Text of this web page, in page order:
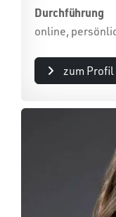
Durchführung
online,
zum Profil